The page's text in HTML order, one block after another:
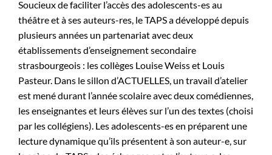
Soucieux de faciliter l’accès des adolescents-es au
théâtre et à ses auteurs-res, le TAPS a développé depuis
plusieurs années un partenariat avec deux
établissements d’enseignement secondaire
strasbourgeois : les collèges Louise Weiss et Louis
Pasteur. Dans le sillon d’ACTUELLES, un travail d’atelier
est mené durant l’année scolaire avec deux comédiennes,
les enseignantes et leurs élèves sur l’un des textes (choisi
par les collégiens). Les adolescents-es en préparent une
lecture dynamique qu’ils présentent à son auteur-e, sur